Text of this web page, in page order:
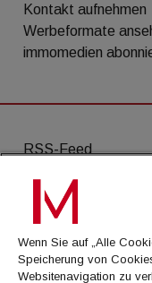
Kontakt aufnehmen
Werbeformate
immomedien
RSS-Feed
AGB
Datenschutz
Kontakt
Impressum
Wenn Sie auf „Alle
Speicherung von
Websitenavigation zu